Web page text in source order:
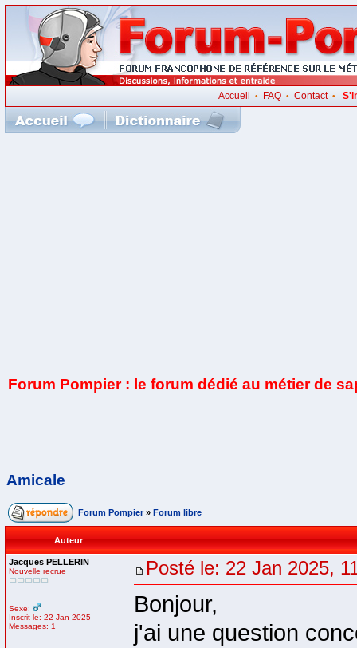
Accueil • FAQ• Contact•
Forum Pompier : le forum dédié au métier de
Amicale
Forum Pompier » Forum libre
Auteur
Jacques PELLERIN
Nouvelle recrue
Sexe:
Inscrit le: 22 Jan 2025
Messages: 1
Posté le: 22 Jan 2025,
Bonjour,
j'ai une question